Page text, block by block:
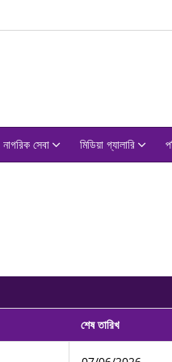
নাগরিক সেবা মিডিয়া গ্যালারি
শেষ তারিখ